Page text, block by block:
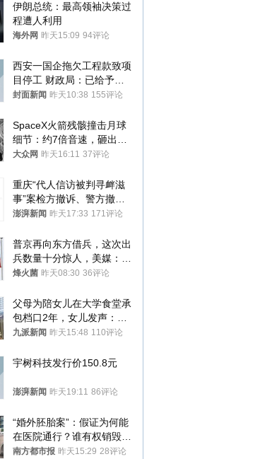
伊朗总统：最高领袖决策过
程遭人利用
海外网 昨天15:09 94评论
西安一国企拖欠工程款致项
目停工 财政局：已给予处
分，正督促整改
封面新闻 昨天10:38 155评论
SpaceX火箭残骸撞击月球
细节：约7倍音速，砸出直
径约30米撞击坑
大众网 昨天16:11 37评论
重庆“代人信访被判寻衅滋
事”案检方撤诉、警方撤
案，两被告人获国赔
澎湃新闻 昨天17:33 171评论
普京再向东方借兵，这次出
兵数量十分惊人，美媒：俄
朝要动真格？
烽火菌 昨天08:30 36评论
父母为陪女儿在大学食堂承
包档口2年，女儿发声：初
衷是为了陪伴，毕业后将不
九派新闻 昨天15:48 110评论
宇树科技发行价150.8元
澎湃新闻 昨天19:11 86评论
“婚外胚胎案”：假证为何能
在医院通行？谁有权销毁胚
胎？
南方都市报 昨天15:29 28评论